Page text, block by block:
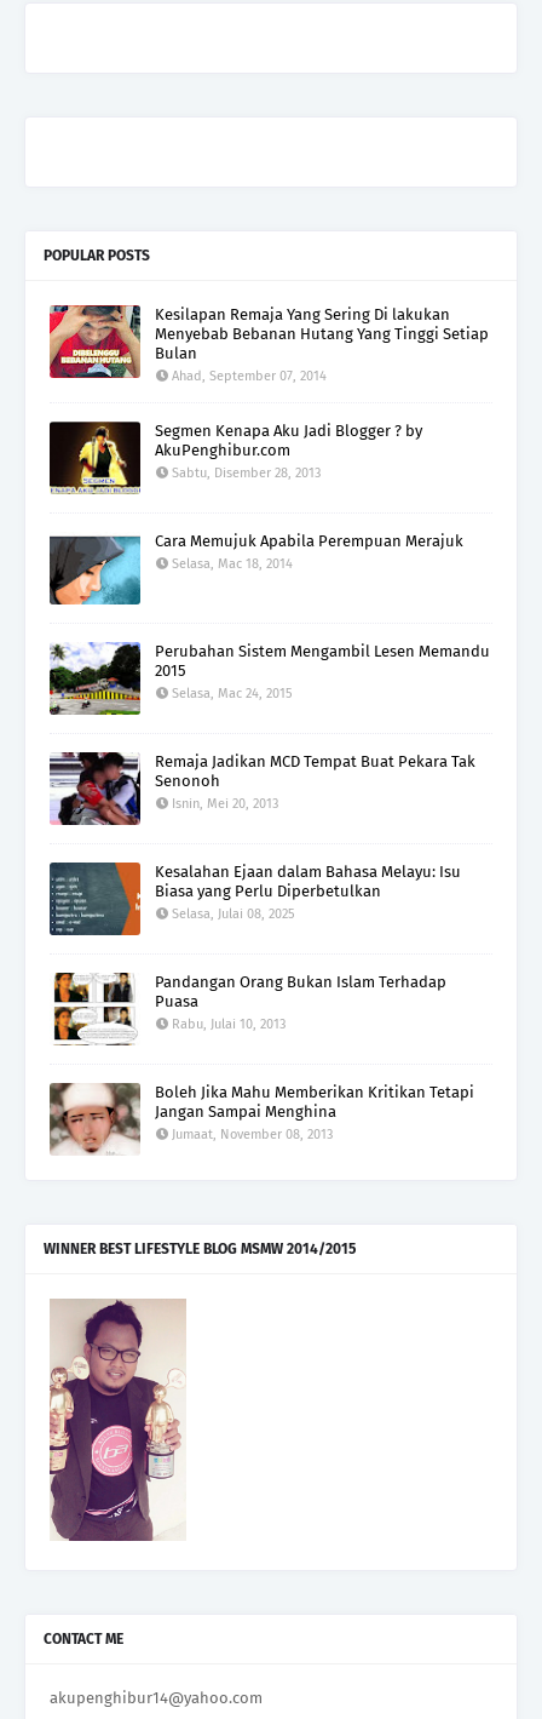
POPULAR POSTS
Kesilapan Remaja Yang Sering Di lakukan
Menyebab Bebanan Hutang Yang Tinggi Setiap
Bulan
Ahad, September 07, 2014
Segmen Kenapa Aku Jadi Blogger ? by
AkuPenghibur.com
Sabtu, Disember 28, 2013
Cara Memujuk Apabila Perempuan Merajuk
Selasa, Mac 18, 2014
Perubahan Sistem Mengambil Lesen Memandu
2015
Selasa, Mac 24, 2015
Remaja Jadikan MCD Tempat Buat Pekara Tak
Senonoh
Isnin, Mei 20, 2013
Kesalahan Ejaan dalam Bahasa Melayu: Isu
Biasa yang Perlu Diperbetulkan
Selasa, Julai 08, 2025
Pandangan Orang Bukan Islam Terhadap
Puasa
Rabu, Julai 10, 2013
Boleh Jika Mahu Memberikan Kritikan Tetapi
Jangan Sampai Menghina
Jumaat, November 08, 2013
WINNER BEST LIFESTYLE BLOG MSMW 2014/2015
CONTACT ME
akupenghibur14@yahoo.com